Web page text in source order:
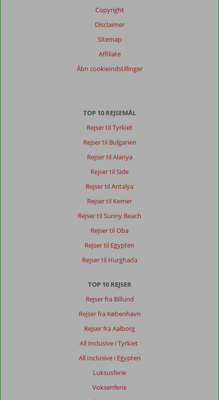
Copyright
Disclaimer
Sitemap
Affiliate
Åbn cookieindstillinger
TOP 10 REJSEMÅL
Rejser til Tyrkiet
Rejser til Bulgarien
Rejser til Alanya
Rejser til Side
Rejser til Antalya
Rejser til Kemer
Rejser til Sunny Beach
Rejser til Oba
Rejser til Egypten
Rejser til Hurghada
TOP 10 REJSER
Rejser fra Billund
Rejser fra København
Rejser fra Aalborg
All Inclusive i Tyrkiet
All Inclusive i Egypten
Luksusferie
Voksenferie